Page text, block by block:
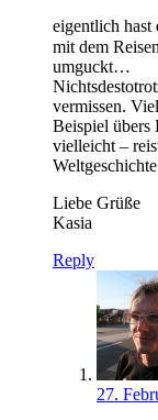
eigentlich hast
mit dem
umguckt…
vermissen.
Beispiel
vielleicht –
Liebe Grüße
Kasia
Reply
27.